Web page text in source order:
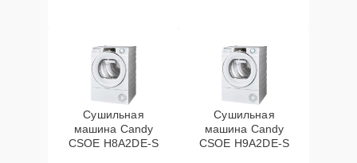
Сушильная
машина Candy
CSOE H8A2DE-S
Сушильная
машина Candy
CSOE H9A2DE-S